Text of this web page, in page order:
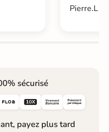
Pierre.L -
sécurisé
 
payez plus tard